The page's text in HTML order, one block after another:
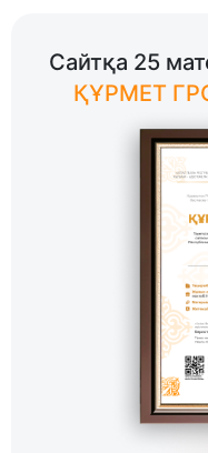
Сайтқа 25
ҚҰРМЕТ